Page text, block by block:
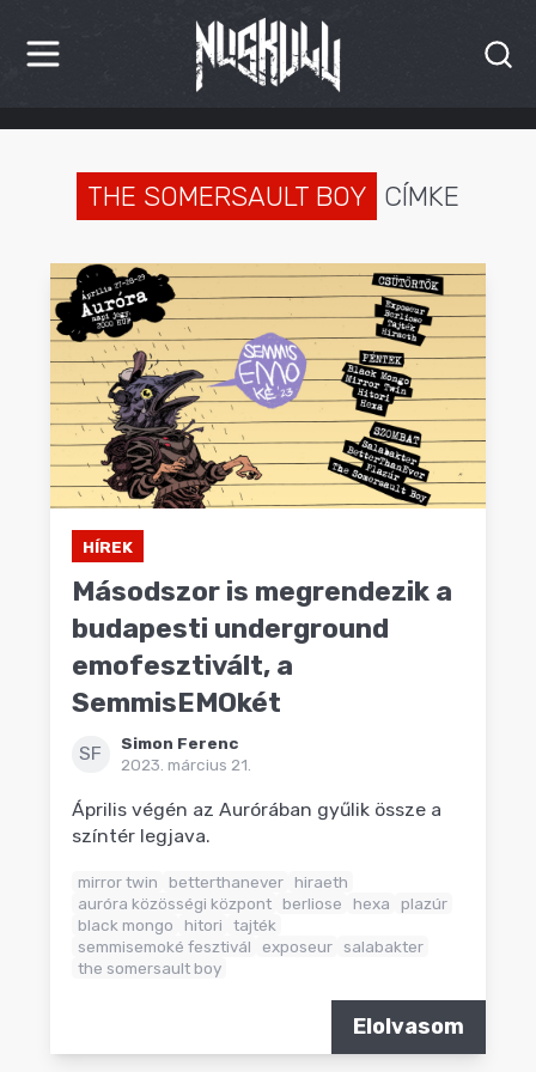
HÍREK
KRITIKÁK
INTERJÚK
PREMIEREK
KULT
MÁSVILÁG
THE SOMERSAULT BOY CÍMKE
HÍREK
Másodszor is megrendezik a
budapesti underground
emofesztivált, a
SemmisEMOkét
SF
Simon Ferenc
2023. március 21.
Április végén az Aurórában gyűlik össze a
színtér legjava.
mirror twin betterthanever hiraeth
auróra közösségi központ berliose hexa
plazúr
black mongo
hitori
tajték
semmisemoké fesztivál
exposeur salabakter
the somersault boy
Elolvasom